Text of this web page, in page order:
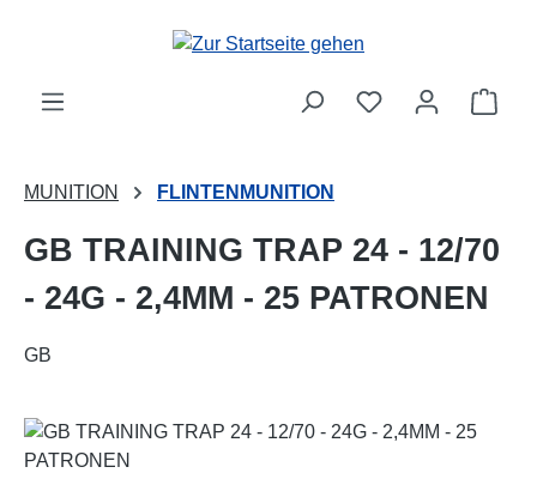
Zum Hauptinhalt springen
MUNITION FLINTENMUNITION
GB TRAINING TRAP 24 - 12/70
- 24G - 2,4MM - 25 PATRONEN
GB
Bildergalerie überspringen